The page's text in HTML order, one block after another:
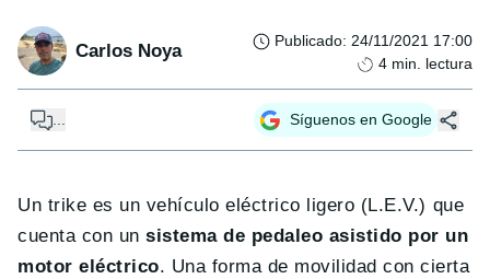
Carlos Noya Publicado: 24/11/2021 17:00
4 min. lectura
... Síguenos en Google
Un trike es un vehículo eléctrico ligero (L.E.V.) que
cuenta con unsistema de pedaleo asistido por un
motor eléctrico. Una forma de movilidad con cierta